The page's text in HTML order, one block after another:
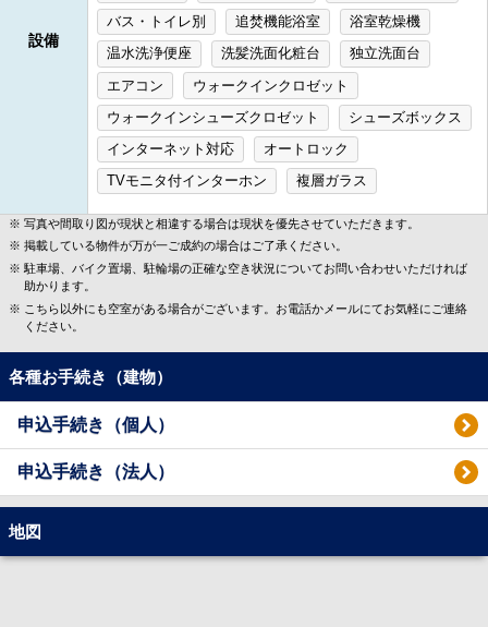
設備
バス・トイレ別
追焚機能浴室
浴室乾燥機
温水洗浄便座
洗髪洗面化粧台
独立洗面台
エアコン
ウォークインクロゼット
ウォークインシューズクロゼット
シューズボックス
インターネット対応
オートロック
TVモニタ付インターホン
複層ガラス
写真や間取り図が現状と相違する場合は現状を優先させていただきます。
掲載している物件が万が一ご成約の場合はご了承ください。
駐車場、バイク置場、駐輪場の正確な空き状況についてお問い合わせいただければ
助かります。
こちら以外にも空室がある場合がございます。お電話かメールにてお気軽にご連絡
ください。
各種お手続き（建物）
申込手続き（個人）
申込手続き（法人）
地図